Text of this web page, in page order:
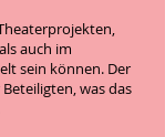
auch im
sein können. Der
was das